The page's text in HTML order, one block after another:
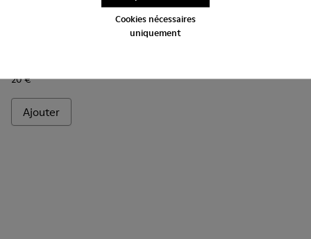
Cookies nécessaires
uniquement
Junction Toe Caps - KS00063-002 - Renforts d'orteils en
Junction Toe Caps - KS00063-044
Junction Toe Caps - KS00063-043
Junction Toe Caps - KS00063-039
Junction Toe Caps - KS00063-
20 €
Ajouter